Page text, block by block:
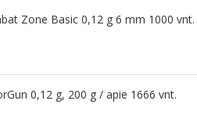
Zone Basic 0,12 g 6 mm 1000 vnt.
0,12 g, 200 g / apie 1666 vnt.